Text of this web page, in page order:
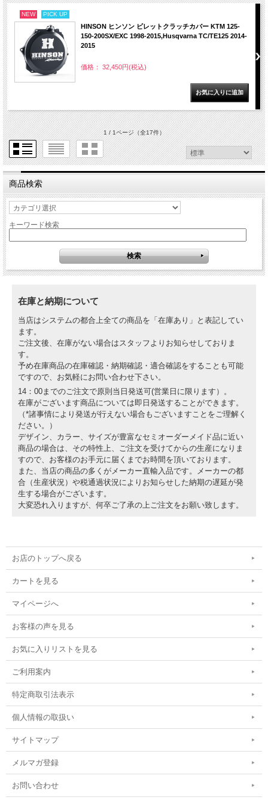
NEW PICK UP
HINSON ヒンソン ビレットクラッチカバー KTM 125-
150-200SX/EXC 1998-2015,Husqvarna TC/TE125 2014-
2015
価格： 32,450円(税込)
1 / 1ページ（全17件）
商品検索
キーワード検索
在庫と納期について
当店はシステムの都合上全ての商品を「在庫あり」と表記してい
ます。
ご注文後、在庫がない場合はスタッフよりお知らせしておりま
す。
予め在庫商品の在庫確認・納期確認・適合確認をすることも可能
ですので、お気軽にお問い合わせ下さい。
14：00までのご注文で原則当日発送可(営業日に限ります）。
在庫がございます商品については即日発送することができます。
（*諸事情により発送が行えない場合もございますことをご理解く
ださい。）
デザイン、カラー、サイズが豊富なセミオーダーメイド品に近い
商品の場合は、その特性上、ご注文を受けてからの生産になりま
すので、お客様のお手元に届くまでお時間を頂いております。
また、当店の商品の多くがメーカー直輸入品です。メーカーの都
合（生産状況）や税通過状況によりお知らせした納期の遅延が発
生する場合がございます。
大変恐れ入りますが、何卒ご了承の上ご注文をお願い致します。
お店のトップへ戻る
カートを見る
マイページへ
お客様の声を見る
お気に入りリストを見る
ご利用案内
特定商取引法表示
個人情報の取扱い
サイトマップ
メルマガ登録
お問い合わせ